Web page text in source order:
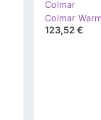
Colmar
123,52 €